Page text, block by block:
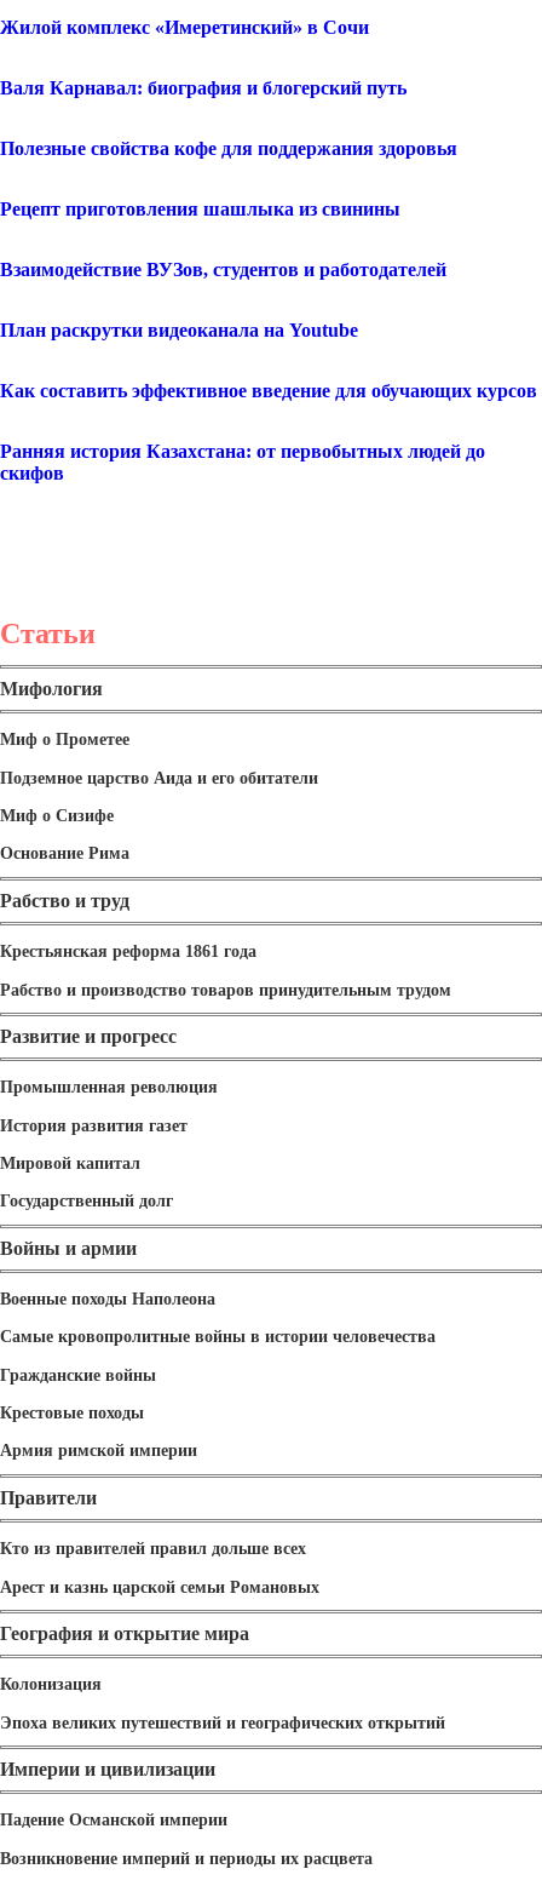
Жилой комплекс «Имеретинский» в Сочи
Валя Карнавал: биография и блогерский путь
Полезные свойства кофе для поддержания здоровья
Рецепт приготовления шашлыка из свинины
Взаимодействие ВУЗов, студентов и работодателей
План раскрутки видеоканала на Youtube
Как составить эффективное введение для обучающих курсов
Ранняя история Казахстана: от первобытных людей до
скифов
Статьи
Мифология
Миф о Прометее
Подземное царство Аида и его обитатели
Миф о Сизифе
Основание Рима
Рабство и труд
Крестьянская реформа 1861 года
Рабство и производство товаров принудительным трудом
Развитие и прогресс
Промышленная революция
История развития газет
Мировой капитал
Государственный долг
Войны и армии
Военные походы Наполеона
Самые кровопролитные войны в истории человечества
Гражданские войны
Крестовые походы
Армия римской империи
Правители
Кто из правителей правил дольше всех
Арест и казнь царской семьи Романовых
География и открытие мира
Колонизация
Эпоха великих путешествий и географических открытий
Империи и цивилизации
Падение Османской империи
Возникновение империй и периоды их расцвета